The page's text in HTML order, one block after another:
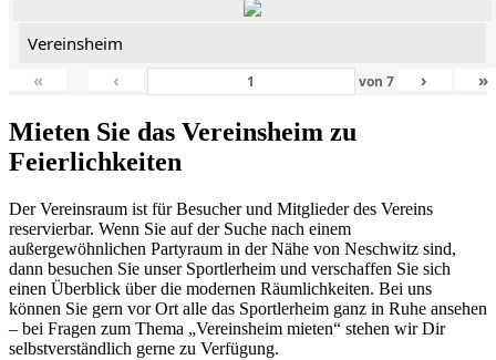
Vereinsheim
«
‹ von 7 › »
Mieten Sie das Vereinsheim zu
Feierlichkeiten
Der Vereinsraum ist für Besucher und Mitglieder des Vereins
reservierbar. Wenn Sie auf der Suche nach einem
außergewöhnlichen Partyraum in der Nähe von Neschwitz sind,
dann besuchen Sie unser Sportlerheim und verschaffen Sie sich
einen Überblick über die modernen Räumlichkeiten. Bei uns
können Sie gern vor Ort alle das Sportlerheim ganz in Ruhe ansehen
– bei Fragen zum Thema „Vereinsheim mieten“ stehen wir Dir
selbstverständlich gerne zu Verfügung.